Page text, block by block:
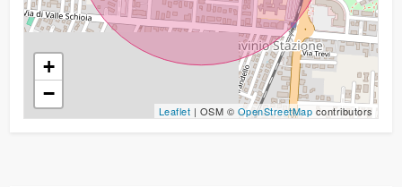
+
−
Leaflet | OSM © OpenStreetMap contributors
Nuova costruzione